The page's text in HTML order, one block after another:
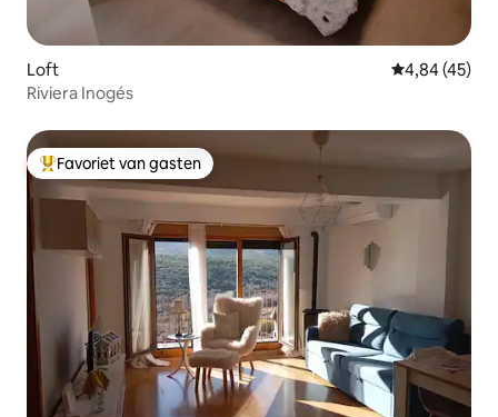
Loft Gemiddelde
4,84 (45)
Riviera Inogés
Topfavoriet van gasten
Favoriet van gasten